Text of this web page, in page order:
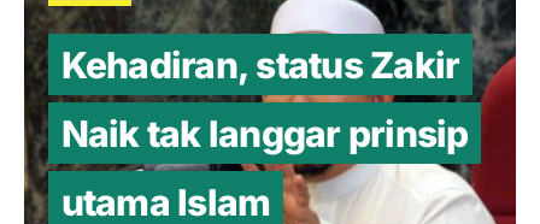
Kehadiran, status Zakir
Naik tak langgar prinsip
utama Islam